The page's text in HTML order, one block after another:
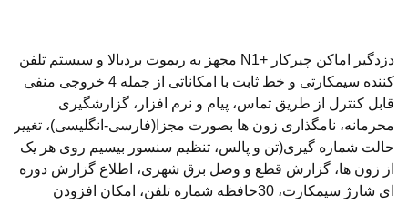
دزدگیر اماکن چیرکار +N1 مجهز به ریموت بردبالا و سیستم تلفن
کننده سیمکارتی و خط ثابت با امکاناتی از جمله 4 خروجی منفی
قابل کنترل از طریق تماس، پیام و نرم افزار، گزارشگیری
محرمانه، نامگذاری زون ها بصورت مجزا(فارسی-انگلیسی)، تغییر
حالت شماره گیری(تن و پالس، تنظیم سنسور بیسیم روی هر یک
از زون ها، گزارش قطع و وصل برق شهری، اطلاع گزارش دوره
ای شارژ سیمکارت، 30حافظه شماره تلفن، امکان افزودن